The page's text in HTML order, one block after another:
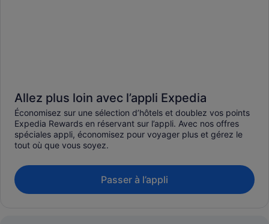
Allez plus loin avec l’appli Expedia
Économisez sur une sélection d’hôtels et doublez vos points
Expedia Rewards en réservant sur l’appli. Avec nos offres
spéciales appli, économisez pour voyager plus et gérez le
tout où que vous soyez.
Passer à l’appli